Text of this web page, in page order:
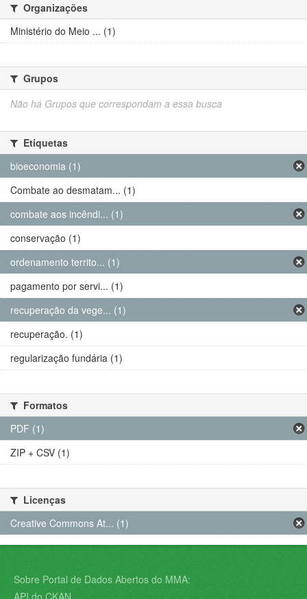
Organizações
Ministério do Meio ... (1)
Grupos
Não há Grupos que correspondam a essa busca
Etiquetas
bioeconomia (1)
Combate ao desmatam... (1)
combate aos incêndi... (1)
conservação (1)
ordenamento territo... (1)
pagamento por servi... (1)
recuperação da vege... (1)
recuperação. (1)
regularização fundária (1)
Formatos
PDF (1)
ZIP + CSV (1)
Licenças
Creative Commons At... (1)
Sobre Portal de Dados Abertos do MMA:
API do CKAN